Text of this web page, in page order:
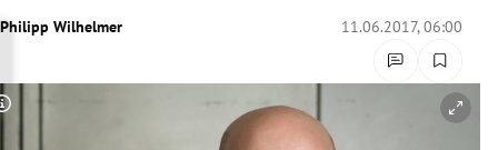
Untermenü
Philipp Wilhelmer 11.06.2017, 06:00
Copyright-Hinweis öffnen/schließen